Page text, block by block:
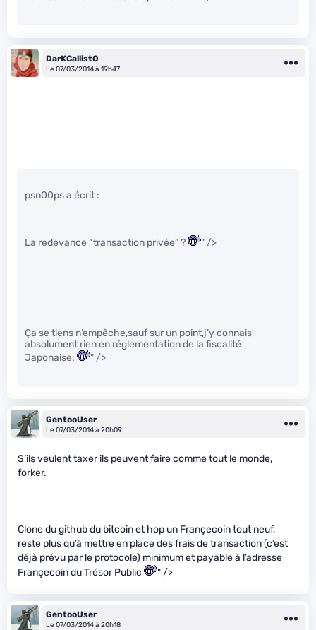
DarKCallistO
Le 07/03/2014 à 19h47
psn00ps a écrit :
La redevance “transaction privée” ? " />
Ça se tiens n’empêche,sauf sur un point,j’y connais
absolument rien en réglementation de la fiscalité
Japonaise.
" />
GentooUser
Le 07/03/2014 à 20h09
S’ils veulent taxer ils peuvent faire comme tout le monde,
forker.
Clone du github du bitcoin et hop un Françecoin tout neuf,
reste plus qu’à mettre en place des frais de transaction (c’est
déjà prévu par le protocole) minimum et payable à l’adresse
Françecoin du Trésor Public
" />
GentooUser
Le 07/03/2014 à 20h18